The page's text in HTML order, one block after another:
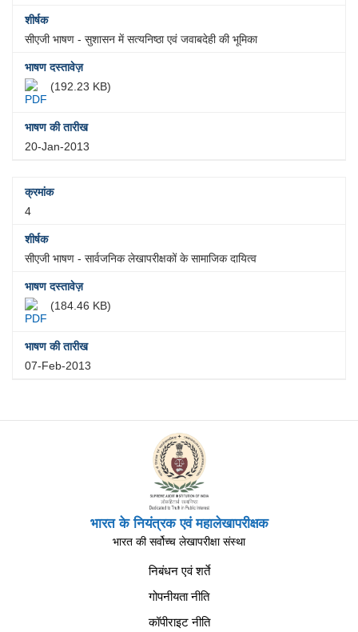
सीएजी भाषण - सुशासन में सत्यनिष्‍ठा एवं जवाबदेही की भूमिका
(192.23 KB)
20-Jan-2013
4
सीएजी भाषण - सार्वजनिक लेखापरीक्षकों के सामाजिक दायित्व
(184.46 KB)
07-Feb-2013
भारत के नियंत्रक एवं महालेखापरीक्षक
भारत की सर्वोच्च लेखापरीक्षा संस्था
निबंधन एवं शर्ते
गोपनीयता नीति
कॉपीराइट नीति